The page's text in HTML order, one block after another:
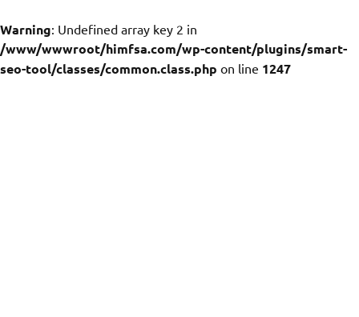
Warning: Undefined array key 2 in
/www/wwwroot/himfsa.com/wp-content/plugins/smart-
seo-tool/classes/common.class.php on line 1247